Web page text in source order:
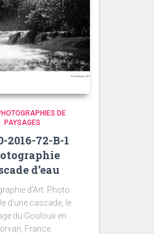
DE
PAYSAGES
2016-72-B-1
d’eau
d’Art. Photo
d’une cascade, le
du Gouloux en
France.